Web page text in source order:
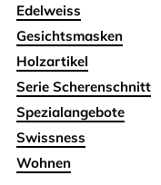
Edelweiss
Gesichtsmasken
Holzartikel
Serie Scherenschnitt
Spezialangebote
Swissness
Wohnen